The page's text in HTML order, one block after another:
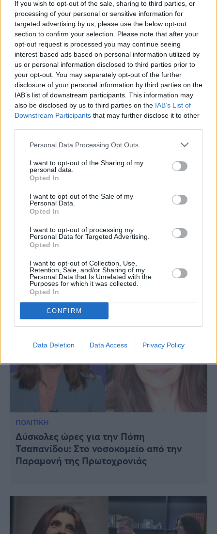
If you wish to opt-out of the sale, sharing to third parties, or
processing of your personal or sensitive information for
targeted advertising by us, please use the below opt-out
section to confirm your selection. Please note that after your
opt-out request is processed you may continue seeing
interest-based ads based on personal information utilized by
us or personal information disclosed to third parties prior to
your opt-out. You may separately opt-out of the further
disclosure of your personal information by third parties on the
IAB’s list of downstream participants. This information may
also be disclosed by us to third parties on the IAB’s List of
Downstream Participants that may further disclose it to other
Personal Data Processing Opt Outs
I want to opt-out of the Sharing of my
personal data.
Opted In
I want to opt-out of the Sale of my
Personal Data.
Opted In
I want to opt-out of processing my
Personal Data for Targeted Advertising.
Opted In
I want to opt-out of Collection, Use,
Retention, Sale, and/or Sharing of my
Personal Data that Is Unrelated with the
Purposes for which it was collected.
Opted In
CONFIRM
Data Deletion Data Access Privacy Policy
LIFESTYLE
Εύα Μανωλαράκη: Η κόρη της Πόπης
Τσαπανίδου έγινε 31 ετών, φαίνεται σαν
20 και μοιάζει πολύ στη μαμά της
ΑΦΙΕΡΩΜΑΤΑ
Η αδερφή της της έμεινε στα χέρια και ο
Ραγίζει καρδιές η Πόπη Τσαπανίδου
ΠΟΛΙΤΙΚΗ
Δύσκολες ώρες για την Πόπη
Τσαπανίδου: Στο νοσοκομείο από την
Παραμονή της Πρωτοχρονιάς